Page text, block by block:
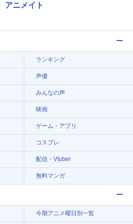
アニメイト
ランキング
声優
みんなの声
映画
ゲーム・アプリ
コスプレ
配信・Vtuber
無料マンガ
今期アニメ曜日別一覧